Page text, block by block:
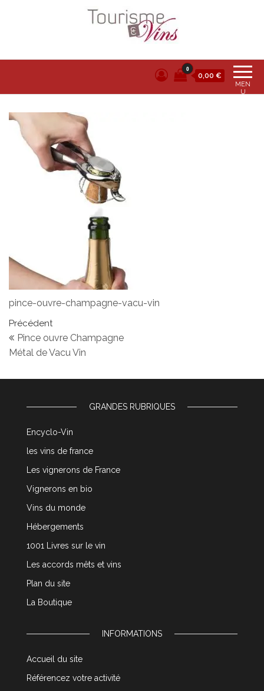
Tourisme et vins
MEN
U
0
0,00 €
pince-ouvre-champagne-vacu-vin
Navigation de l’article
Article précédent
Précédent
Pince ouvre Champagne
Métal de Vacu Vin
GRANDES RUBRIQUES
Encyclo-Vin
les vins de france
Les vignerons de France
Vignerons en bio
Vins du monde
Hébergements
1001 Livres sur le vin
Les accords mêts et vins
Plan du site
La Boutique
INFORMATIONS
Accueil du site
Référencez votre activité